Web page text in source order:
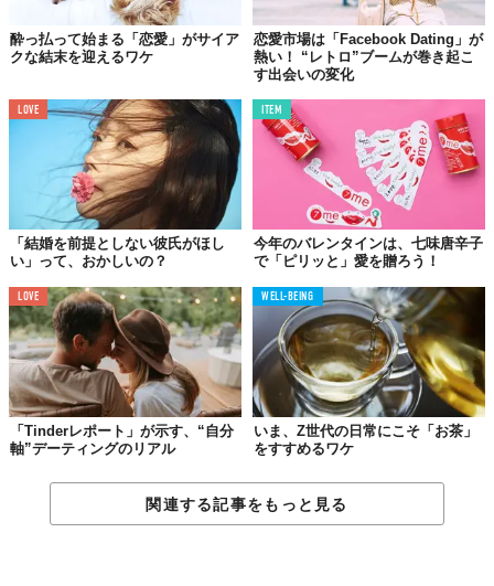
酔っ払って始まる「恋愛」がサイア
クな結末を迎えるワケ
恋愛市場は「Facebook Dating」が
熱い！ “レトロ”ブームが巻き起こ
す出会いの変化
LOVE
「結婚を前提としない彼氏がほし
い」って、おかしいの？
ITEM
今年のバレンタインは、七味唐辛子
で「ピリッと」愛を贈ろう！
LOVE
「Tinderレポート」が示す、“自分
軸”デーティングのリアル
WELL-BEING
いま、Z世代の日常にこそ「お茶」
をすすめるワケ
関連する記事をもっと見る